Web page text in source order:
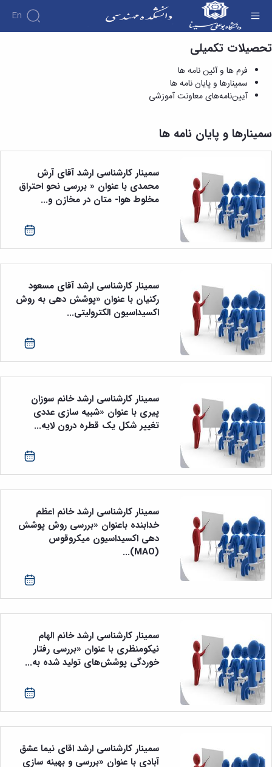
En
درباره
دانشکده
تاریخچه
روسای
پیشین
آلبوم
عکس
اطلاعات
تماس
سازمان
دانشکده
معاونت
آموزشی
پژوهشی
معاونت
تحصیلات
تکمیلی
کمیته
منتخب
هیات
ممیزی
ترفیع
شورای
فرهنگی
دانشکده
آموزش
دوره
کارشناسی
و
آئین
آیین‌نامه‌های
معاونت
آموزشی
تحصیلات
تکمیلی
فرم
ها
نامه
ها
سمینارها
و
پایان
نامه
ها
معاونت
آموزشی
پژوهش
پژوهش
کارگاه ها
و
گروه
برق
گروه
عمران
گروه
مکانیک
صنایع
گروه
کامپیوتر
نشریات
پژوهش
های
سیستم
تولید
Journal
of
Stress
Analysis
دفتر
صنعت
کارآموزی
مراکز
مرتبط
بنیاد
ملی
بنیان
آئین
نامه ها
و
فرآیندها
آئین
نامه
نامه
پژوهشی
دانشکده
اساتید
دانشکده
مهندسی
آموزشی
گروه
های
مهندسی
برق
مهندسی
مواد
مهندسی
عمران
صنایع
مکانیک
مهندسی
کامپیوتر
سمینارها و پایان نامه ها - دانشکده فنی و مهندسی
تحصیلات تکمیلی
فرم ها و آئین نامه ها
سمینارها و پایان نامه ها
آیین‌نامه‌های معاونت آموزشی
سمینارها و پایان نامه ها
سمینار کارشناسی ارشد آقای آرش
محمدی با عنوان « بررسی نحو احتراق
مخلوط هوا- متان در مخازن و...
سمینار کارشناسی ارشد آقای مسعود
رکنیان با عنوان «پوشش دهی به روش
اکسیداسیون الکترولیتی...
سمینار کارشناسی ارشد خانم سوزان
پیری با عنوان «شبیه سازی عددی
تغییر شکل یک قطره درون لایه...
سمینار کارشناسی ارشد خانم اعظم
خدابنده باعنوان «بررسی روش پوشش
دهی اکسیداسیون میکروقوس
(MAO)...
سمینار کارشناسی ارشد خانم الهام
نیکومنظری با عنوان «بررسی رفتار
خوردگی پوشش‌های تولید شده به...
سمینار کارشناسی ارشد اقای نیما عشق
آبادی با عنوان «بررسی و بهینه سازی